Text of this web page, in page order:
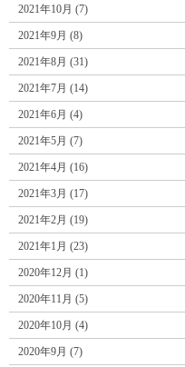
2021年10月 (7)
2021年9月 (8)
2021年8月 (31)
2021年7月 (14)
2021年6月 (4)
2021年5月 (7)
2021年4月 (16)
2021年3月 (17)
2021年2月 (19)
2021年1月 (23)
2020年12月 (1)
2020年11月 (5)
2020年10月 (4)
2020年9月 (7)